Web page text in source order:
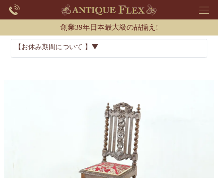
創業39年日本最大級の品揃え!
【お休み期間について 】▼